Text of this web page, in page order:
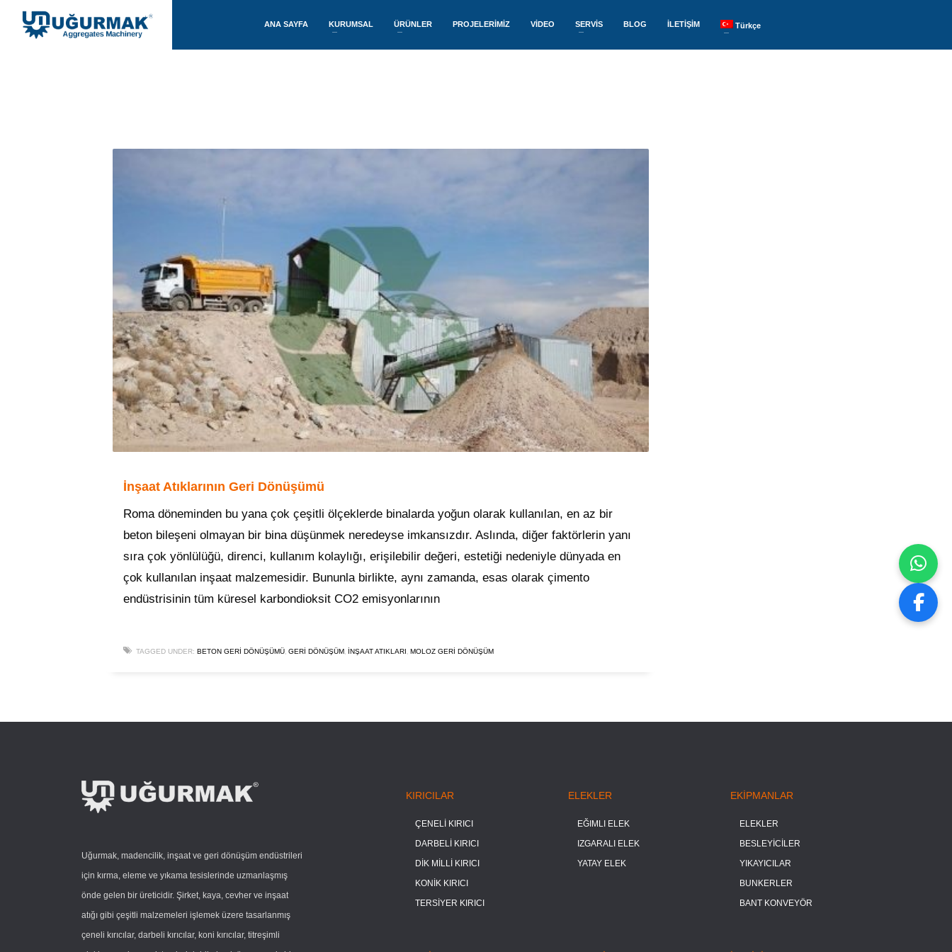
ANA SAYFA KURUMSAL ÜRÜNLER PROJELERİMİZ VİDEO SERVİS BLOG İLETİŞİM Türkçe
İnşaat Atıklarının Geri Dönüşümü
Roma döneminden bu yana çok çeşitli ölçeklerde binalarda yoğun olarak kullanılan, en az bir
beton bileşeni olmayan bir bina düşünmek neredeyse imkansızdır. Aslında, diğer faktörlerin yanı
sıra çok yönlülüğü, direnci, kullanım kolaylığı, erişilebilir değeri, estetiği nedeniyle dünyada en
çok kullanılan inşaat malzemesidir. Bununla birlikte, aynı zamanda, esas olarak çimento
endüstrisinin tüm küresel karbondioksit CO2 emisyonlarının
TAGGED UNDER: BETON GERI DÖNÜŞÜMÜ,GERI DÖNÜŞÜM, INŞAAT ATIKLARI,MOLOZ GERI DÖNÜŞÜM
Uğurmak, madencilik, inşaat ve geri dönüşüm endüstrileri
için kırma, eleme ve yıkama tesislerinde uzmanlaşmış
önde gelen bir üreticidir. Şirket, kaya, cevher ve inşaat
atığı gibi çeşitli malzemeleri işlemek üzere tasarlanmış
çeneli kırıcılar, darbeli kırıcılar, koni kırıcılar, titreşimli
KIRICILAR
ÇENELİ KIRICI
DARBELİ KIRICI
DİK MİLLİ KIRICI
KONİK KIRICI
TERSİYER KIRICI
ELEKLER
EĞIMLI ELEK
IZGARALI ELEK
YATAY ELEK
EKİPMANLAR
ELEKLER
BESLEYİCİLER
YIKAYICILAR
BUNKERLER
BANT KONVEYÖR